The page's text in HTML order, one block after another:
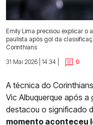
Emily Lima precisou explicar
paulista após gol da
Corinthians
31 Mai 2026 | 14:34 |
0
A técnica do
Vic Albuquerque após a
destacou o significado
momento aconteceu